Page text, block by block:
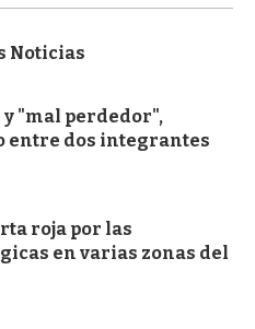
Noticias
"mal perdedor",
entre dos integrantes
roja por las
en varias zonas del